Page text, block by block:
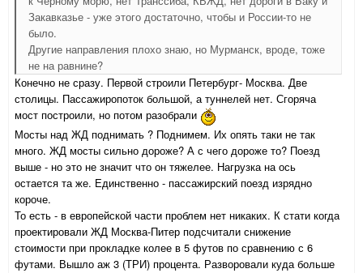
Закавказье - уже этого достаточно, чтобы и России-то не
было.
Другие направления плохо знаю, но Мурманск, вроде, тоже
не на равнине?
Конечно не сразу. Первой строили Петербург- Москва. Две
столицы. Пассажиропоток большой, а туннелей нет. Сгоряча
мост построили, но потом разобрали
Мосты над ЖД поднимать ? Поднимем. Их опять таки не так
много. ЖД мосты сильно дороже? А с чего дороже то? Поезд
выше - но это не значит что он тяжелее. Нагрузка на ось
остается та же. Единственно - пассажирский поезд изрядно
короче.
То есть - в европейской части проблем нет никаких. К стати когда
проектировали ЖД Москва-Питер подсчитали снижение
стоимости при прокладке колее в 5 футов по сравнению с 6
футами. Вышло аж 3 (ТРИ) процента. Разворовали куда больше